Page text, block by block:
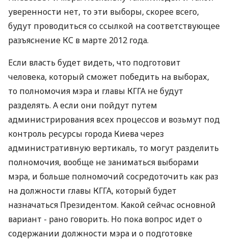
уверенности нет, то эти выборы, скорее всего,
будут проводиться со ссылкой на соответствующее
разъяснение КС в марте 2012 года.
Если власть будет видеть, что подготовит
человека, который сможет победить на выборах,
то полномочия мэра и главы КГГА не будут
разделять. А если они пойдут путем
администрирования всех процессов и возьмут под
контроль ресурсы города Киева через
административную вертикаль, то могут разделить
полномочия, вообще не заниматься выборами
мэра, и больше полномочий сосредоточить как раз
на должности главы КГГА, который будет
назначаться Президентом. Какой сейчас основной
вариант - рано говорить. Но пока вопрос идет о
содержании должности мэра и о подготовке